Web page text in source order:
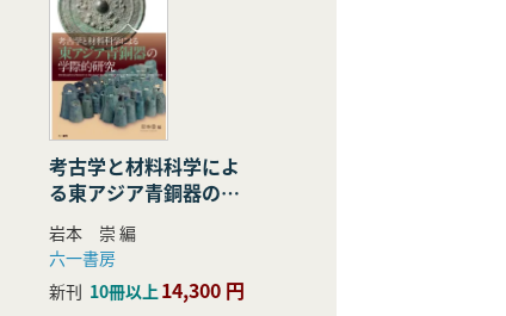
考古学と材料科学によ
る東アジア青銅器の学
際的研究
岩本 崇 編
六一書房
新刊 10冊以上14,300 円